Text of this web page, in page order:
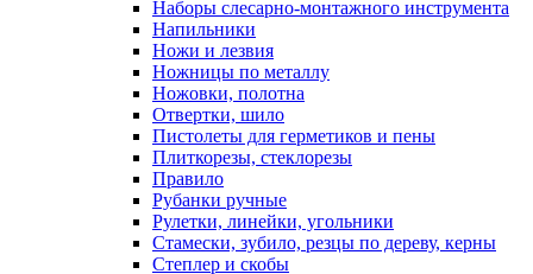
Наборы слесарно-монтажного инструмента
Напильники
Ножи и лезвия
Ножницы по металлу
Ножовки, полотна
Отвертки, шило
Пистолеты для герметиков и пены
Плиткорезы, стеклорезы
Правило
Рубанки ручные
Рулетки, линейки, угольники
Стамески, зубило, резцы по дереву, керны
Степлер и скобы